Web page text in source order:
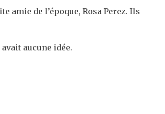
amie de l’époque, Rosa Perez. Ils
aucune idée.